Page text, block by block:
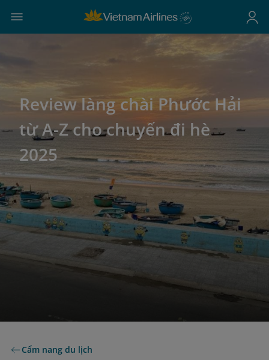
Review làng chài Phước Hải
từ A-Z cho chuyến đi hè
2025
Cẩm nang du lịch